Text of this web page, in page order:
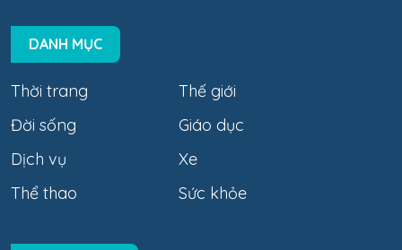
DANH MỤC
Thời trang
Thế giới
Đời sống
Giáo dục
Dịch vụ
Xe
Thể thao
Sức khỏe